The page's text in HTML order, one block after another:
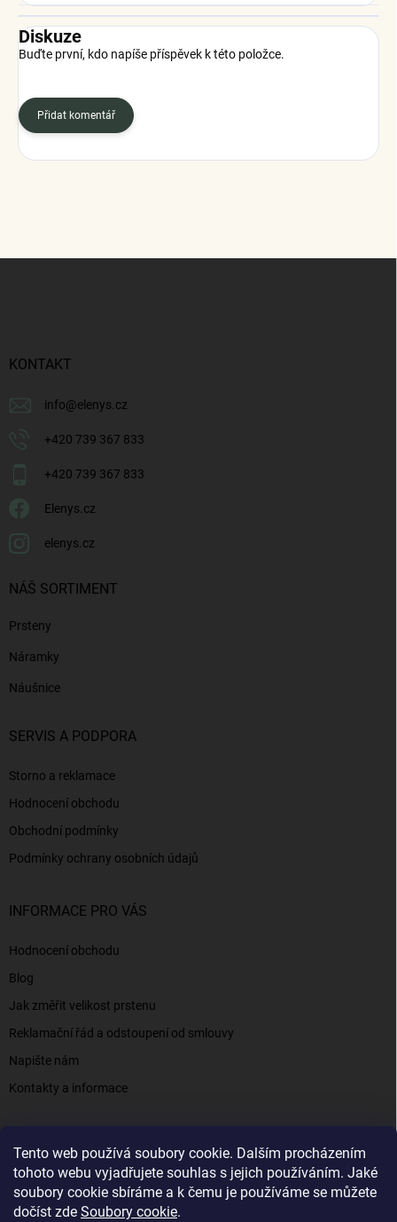
Tento web používá soubory cookie. Dalším procházením
tohoto webu vyjadřujete souhlas s jejich používáním. Jaké
soubory cookie sbíráme a k čemu je používáme se můžete
dočíst zde Soubory cookie.
Diskuze
Buďte první, kdo napíše příspěvek k této položce.
Přidat komentář
KONTAKT
info@elenys.cz
+420 739 367 833
+420 739 367 833
Elenys.cz
elenys.cz
NÁŠ SORTIMENT
Prsteny
Náramky
Náušnice
SERVIS A PODPORA
Storno a reklamace
Hodnocení obchodu
Obchodní podmínky
Podmínky ochrany osobních údajů
INFORMACE PRO VÁS
Hodnocení obchodu
Blog
Jak změřit velikost prstenu
Reklamační řád a odstoupení od smlouvy
Napište nám
Kontakty a informace
Elenys.cz - šperky, kterým věříte už od roku 2016